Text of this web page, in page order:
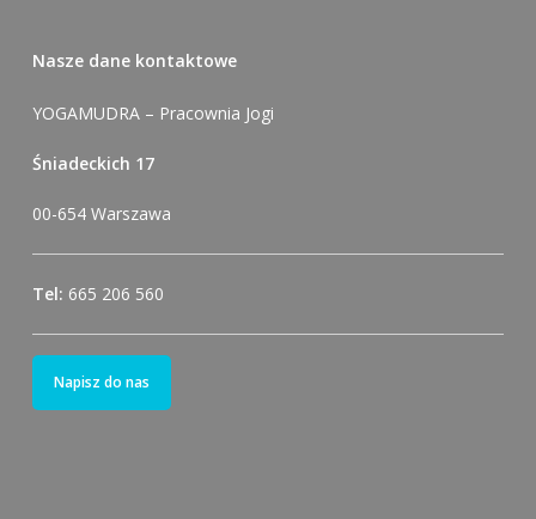
Nasze dane kontaktowe
YOGAMUDRA – Pracownia Jogi
Śniadeckich 17
00-654 Warszawa
Tel: 665 206 560
Napisz do nas